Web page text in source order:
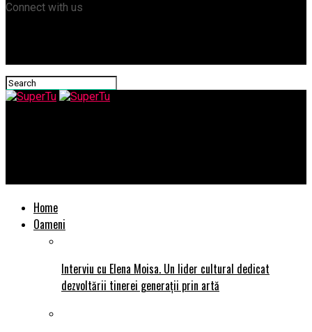
Connect with us
Home
Oameni
Interviu cu Elena Moisa. Un lider cultural dedicat
dezvoltării tinerei generații prin artă